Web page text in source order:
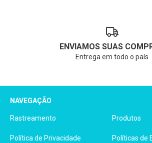
ENVIAMOS SUAS
Entrega em todo o país
NAVEGAÇÃO
Rastreamento Produtos
Política de Privacidade Políticas de